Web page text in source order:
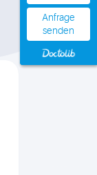
Anfrage
senden
Anfrage
senden